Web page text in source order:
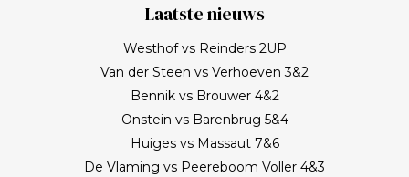
Laatste nieuws
Westhof vs Reinders 2UP
Van der Steen vs Verhoeven 3&2
Bennik vs Brouwer 4&2
Onstein vs Barenbrug 5&4
Huiges vs Massaut 7&6
De Vlaming vs Peereboom Voller 4&3